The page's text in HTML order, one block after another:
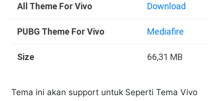
All Theme For Vivo Download
PUBG Theme For Vivo Mediafire
Size 66,31 MB
Tema ini akan support untuk Seperti Tema Vivo